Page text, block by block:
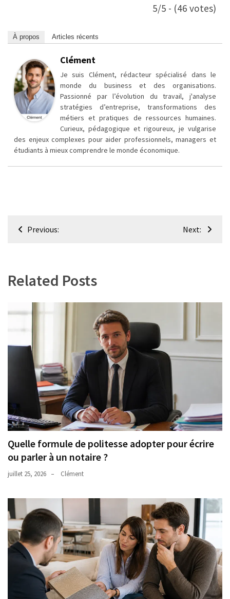
5/5 - (46 votes)
À propos Articles récents
Clément
Je suis Clément, rédacteur spécialisé dans le
monde du business et des organisations.
Passionné par l’évolution du travail, j'analyse
stratégies d’entreprise, transformations des
métiers et pratiques de ressources humaines.
Curieux, pédagogique et rigoureux, je vulgarise
des enjeux complexes pour aider professionnels, managers et
étudiants à mieux comprendre le monde économique.
Navigation
Previous: Next:
Related Posts
Quelle formule de politesse adopter pour écrire
ou parler à un notaire ?
juillet 25, 2026 Clément